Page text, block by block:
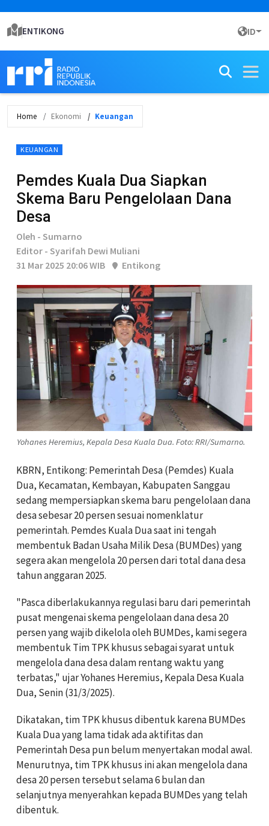
ENTIKONG ID
Home Ekonomi Keuangan
KEUANGAN
Pemdes Kuala Dua Siapkan
Skema Baru Pengelolaan Dana
Desa
Oleh - Sumarno
Editor - Syarifah Dewi Muliani
31 Mar 2025 20:06 WIB
Entikong
Yohanes Heremius, Kepala Desa Kuala Dua. Foto: RRI/Sumarno.
KBRN, Entikong: Pemerintah Desa (Pemdes) Kuala
Dua, Kecamatan, Kembayan, Kabupaten Sanggau
sedang mempersiapkan skema baru pengelolaan dana
desa sebesar 20 persen sesuai nomenklatur
pemerintah. Pemdes Kuala Dua saat ini tengah
membentuk Badan Usaha Milik Desa (BUMDes) yang
segera akan mengelola 20 persen dari total dana desa
tahun anggaran 2025.
"Pasca diberlakukannya regulasi baru dari pemerintah
pusat mengenai skema pengelolaan dana desa 20
persen yang wajib dikelola oleh BUMDes, kami segera
membentuk Tim TPK khusus sebagai syarat untuk
mengelola dana desa dalam rentang waktu yang
terbatas," ujar Yohanes Heremius, Kepala Desa Kuala
Dua, Senin (31/3/2025).
Dikatakan, tim TPK khusus dibentuk karena BUMDes
Kuala Dua yang lama tidak ada aktifitas dan
Pemerintah Desa pun belum menyertakan modal awal.
Menurutnya, tim TPK khusus ini akan mengelola dana
desa 20 persen tersebut selama 6 bulan dan
selanjutnya menyerahkan kepada BUMDes yang telah
dibentuk.